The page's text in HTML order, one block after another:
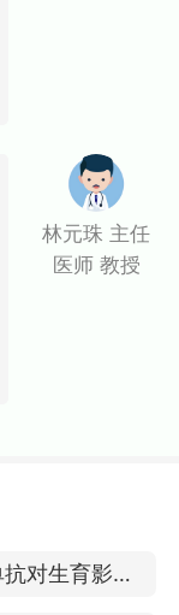
林元珠 主任
医师 教授
对生育影响